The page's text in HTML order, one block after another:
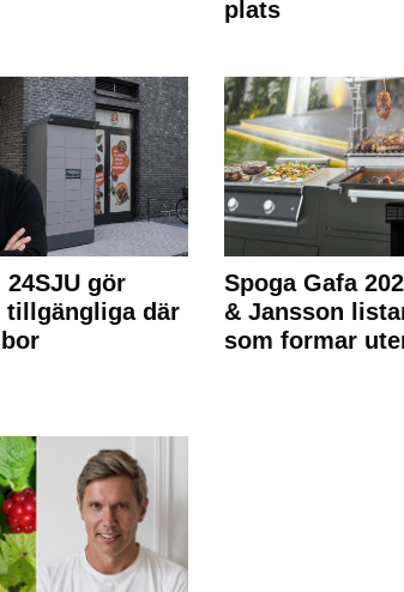
plats
gör
tillgängliga där
Spoga Gafa
& Jansson
som formar